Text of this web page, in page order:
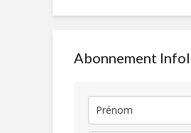
Abonnement